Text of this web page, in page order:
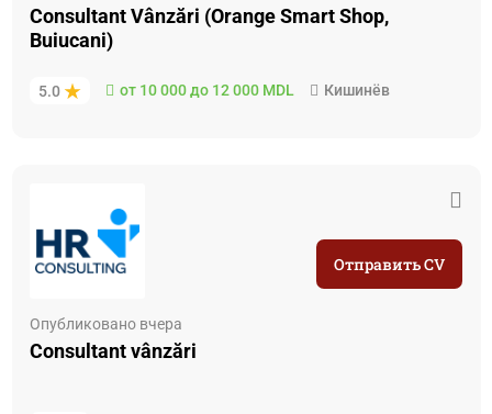
Consultant Vânzări (Orange Smart Shop,
Buiucani)
5.0 от 10 000 до 12 000 MDL Кишинёв
Опубликовано вчера
Consultant vânzări
Отправить CV